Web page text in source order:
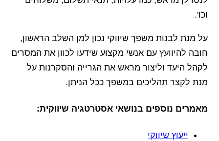
וכו'.
על מנת לבנות משפך שיווקי נכון למן השלב הראשון,
חובה להיוועץ עם אנשי מקצוע שידעו לכוון את המסרים
לקהל היעד וליצור מראש את הגרייה והסקרנות על
מנת לקצר תהליכים במשפך ככל הניתן.
מאמרים נוספים בנושאי אסטרטגיה שיווקית:
ייעוץ שיווקי